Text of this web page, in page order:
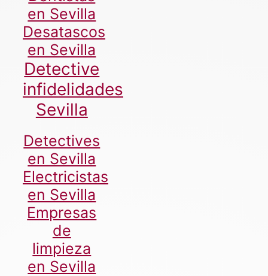
en Sevilla
Desatascos
en Sevilla
Detective
infidelidades
Sevilla
Detectives
en Sevilla
Electricistas
en Sevilla
Empresas
de
limpieza
en Sevilla